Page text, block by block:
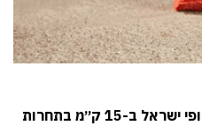
כרמית לוי ואלהין קטלה הם אלופי ישראל ב-15 ק״מ בתחרות